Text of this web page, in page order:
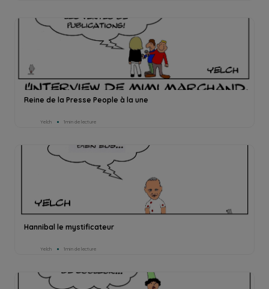
Reine de la Presse People à la une
Yelch 1min de lecture
Hannibal le mystificateur
Yelch 1min de lecture